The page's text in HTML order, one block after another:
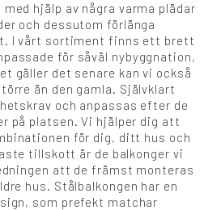
hjälp av några varma plädar
och dessutom förlänga
I vårt sortiment finns ett brett
för såväl nybyggnation,
gäller det senare kan vi också
än den gamla. Självklart
och anpassas efter de
på platsen. Vi hjälper dig att
för dig, ditt hus och
tillskott är de balkonger vi
att de främst monteras
hus. Stålbalkongen har en
som prefekt matchar